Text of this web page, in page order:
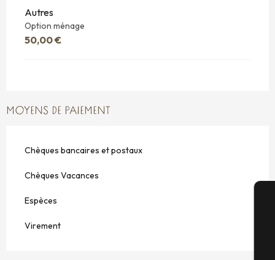
Autres
Option ménage
50,00 €
MOYENS DE PAIEMENT
Chèques bancaires et postaux
Chèques Vacances
Espèces
Virement